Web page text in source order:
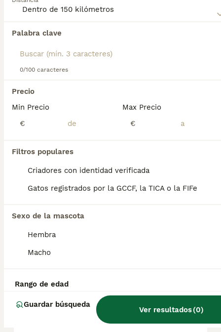
Palabra clave
0/100 caracteres
Precio
Min Precio
€
Max Precio
€
Filtros populares
Criadores con identidad verificada
Gatos registrados por la GCCF, la TICA o la FIFe
Sexo de la mascota
Hembra
Macho
Rango de edad
Guardar búsqueda
Ver resultados(0)
Encontramos 0 Australian Mist Gatos y
Lugo.
Si deseas exactamente esta búsqueda guarda tu
¿Son saludables para los
gatos las brumas
australianas?
El Australian Mist es una raza generalmente
embargo, las revisiones veterinarias
comunes en los felinos, como
adecuados, pueden vivir entre 14 y 18 años,
lo que los convierte en compañeros de larga
duración.